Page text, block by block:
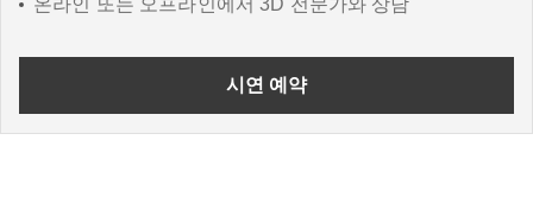
시연 예약